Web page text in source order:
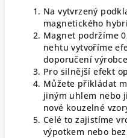
Na vytvrzený
magnetického
Magnet podržíme
nehtu vytvoříme
doporučení
Pro silnější efekt
Můžete přikládat
jiným uhlem nebo
nové kouzelné
Celé to zajistíme
výpotkem nebo